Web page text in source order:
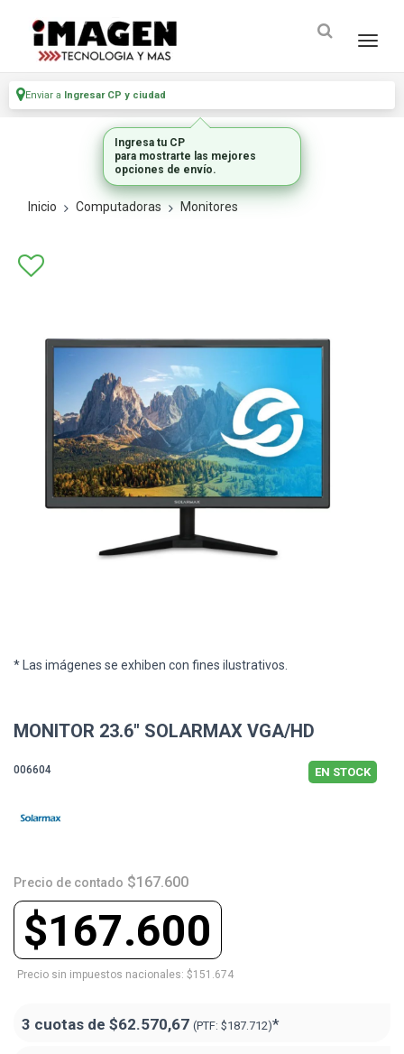
Enviar a Ingresar CP y ciudad
Inicio Computadoras Monitores
* Las imágenes se exhiben con fines ilustrativos.
MONITOR 23.6" SOLARMAX VGA/HD
006604 EN STOCK
Precio de contado $167.600
$167.600
Precio sin impuestos nacionales: $151.674
3 cuotas de $62.570,67 (PTF: $187.712)*
Ingresa tu CP
para mostrarte las mejores
opciones de envío.